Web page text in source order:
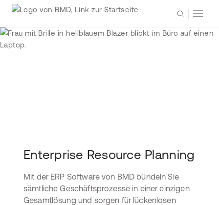
Enterprise Resource Planning
Mit der ERP Software von BMD bündeln Sie
sämtliche Geschäftsprozesse in einer einzigen
Gesamtlösung und sorgen für lückenlosen